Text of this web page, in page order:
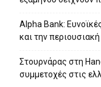
Alpha Bank:
και την
Στουρνάρας στη
συμμετοχές στις